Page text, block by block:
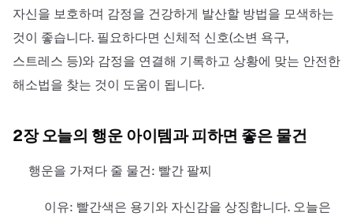
자신을 보호하며 감정을 건강하게 발산할 방법을 모색하는
것이 좋습니다. 필요하다면 신체적 신호(소변 욕구,
스트레스 등)와 감정을 연결해 기록하고 상황에 맞는 안전한
해소법을 찾는 것이 도움이 됩니다.
2장 오늘의 행운 아이템과 피하면 좋은 물건
행운을 가져다 줄 물건: 빨간 팔찌
이유: 빨간색은 용기와 자신감을 상징합니다. 오늘은